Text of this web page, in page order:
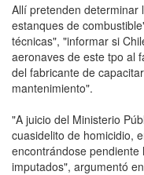
Allí pretenden determinar
estanques de
técnicas", "informar si
aeronaves de este tpo al
del fabricante de
mantenimiento".
"A juicio del Ministerio
cuasidelito de homicidio,
encontrándose
imputados", argumentó